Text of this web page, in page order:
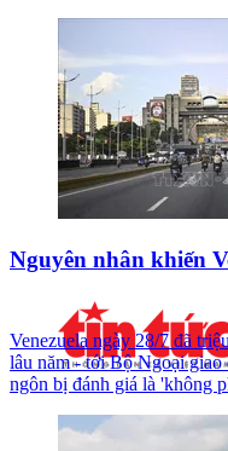
Nguyên nhân khiến
Venezuela ngày 28/7 đã
lâu năm - tới Bộ Ngoại giao
ngôn bị đánh giá là 'không